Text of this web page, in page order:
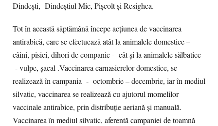
Dindești, Dindeștiul Mic, Pișcolt și Resighea.
Tot în această săptămână începe acțiunea de vaccinarea
antirabică, care se efectuează atât la animalele domestice –
câini, pisici, dihori de companie - cât și la animalele sălbatice
- vulpe, șacal .Vaccinarea carnasierelor domestice, se
realizează în campania - octombrie – decembrie, iar în mediul
silvatic, vaccinarea se realizează cu ajutorul momelilor
vaccinale antirabice, prin distribuție aeriană și manuală.
Vaccinarea în mediul silvatic, aferentă campaniei de toamnă